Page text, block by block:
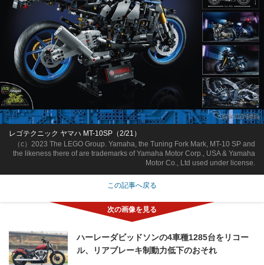
（c）2023 The LEGO Group. Yamaha, the Tuning Fork Mark, MT-10 SP and
the likeness there of are trademarks of Yamaha Motor Corp., USA & Yamaha
Motor Co., Ltd used under license.
レゴテクニック ヤマハ MT-10SP（2/21）
この記事へ戻る
ハーレーダビッドソンの4車種1285台をリコー
ル、リアブレーキ制動力低下のおそれ